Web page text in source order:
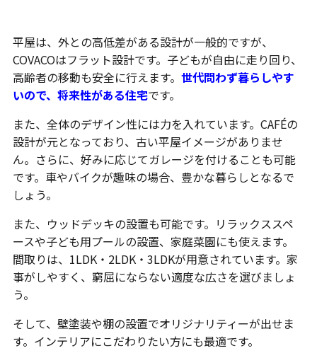
平屋は、外との高低差がある設計が一般的ですが、
COVACOはフラット設計です。子どもが自由に走り回り、
高齢者の移動も安全に行えます。 世代問わず暮らしやす
いので、将来性がある住宅です。
また、全体のデザイン性には力を入れています。CAFÉの
設計が元となっており、古い平屋イメージがありませ
ん。さらに、好みに応じてガレージを付けることも可能
です。車やバイクが趣味の場合、豊かな暮らしとなるで
しょう。
また、ウッドデッキの設置も可能です。リラックススペ
ースや子ども用プールの設置、家庭菜園にも使えます。
間取りは、1LDK・2LDK・3LDKが用意されています。家
事がしやすく、窮屈にならない適度な広さを選びましょ
う。
そして、壁塗装や棚の設置でオリジナリティーが出せま
す。インテリアにこだわりたい方にも最適です。